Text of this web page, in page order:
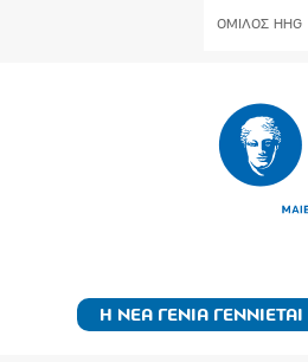
ΟΜΙΛΟΣ HHG
Η ΝΕΑ ΓΕΝΙΑ